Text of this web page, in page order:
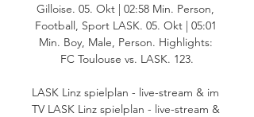
Gilloise. 05. Okt | 02:58 Min. Person,
Football, Sport LASK. 05. Okt | 05:01
Min. Boy, Male, Person. Highlights:
FC Toulouse vs. LASK. 123.
LASK Linz spielplan - live-stream & im
TV LASK Linz spielplan - live-stream &